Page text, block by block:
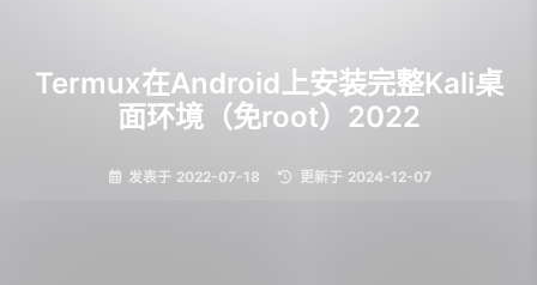
Termux在Android上安装完整Kali桌
面环境（免root）2022
发表于 2022-07-18 更新于 2024-12-07